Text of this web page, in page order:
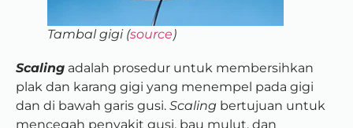
Tambal gigi (source)
Scaling adalah prosedur untuk membersihkan
plak dan karang gigi yang menempel pada gigi
dan di bawah garis gusi. Scaling bertujuan untuk
mencegah penyakit gusi, bau mulut, dan